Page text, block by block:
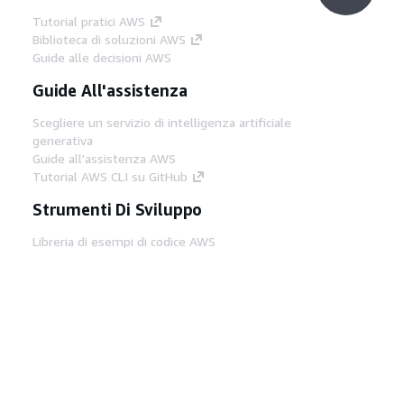
Tutorial pratici AWS
Biblioteca di soluzioni AWS
Guide alle decisioni AWS
Guide All'assistenza
Scegliere un servizio di intelligenza artificiale
generativa
Guide all'assistenza AWS
Tutorial AWS CLI su GitHub
Strumenti Di Sviluppo
Libreria di esempi di codice AWS